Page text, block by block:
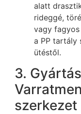
alatt
rideggé,
vagy
a PP tartály
ütéstől.
3.
szerkezet